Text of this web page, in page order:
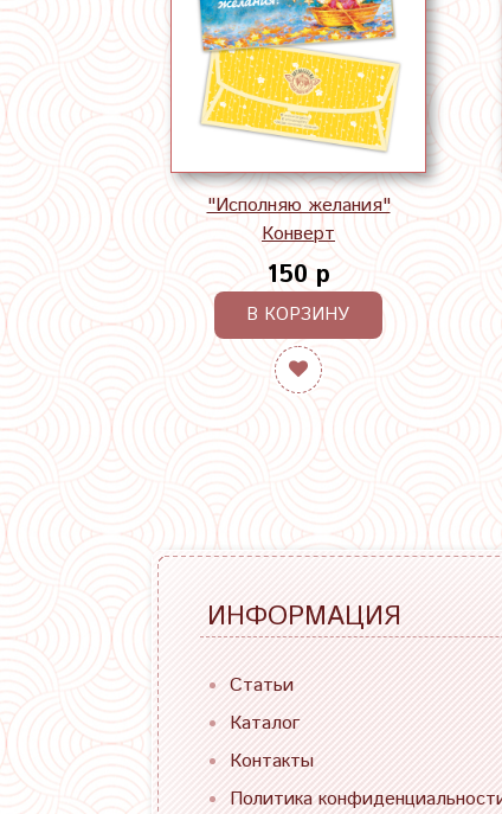
"Исполняю желания"
Конверт
150 р
В КОРЗИНУ
ИНФОРМАЦИЯ
Статьи
Каталог
Контакты
Политика